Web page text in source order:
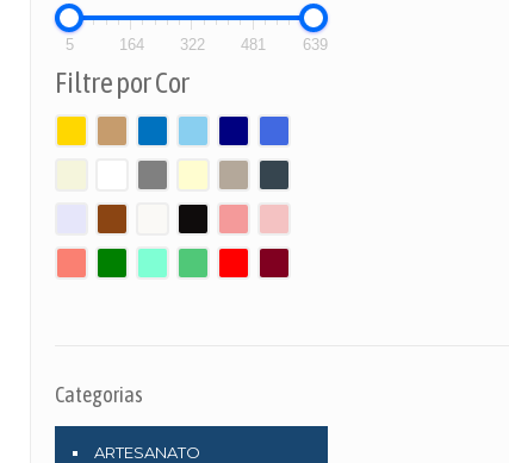
5 164 322 481 639
Filtre por Cor
Categorias
ARTESANATO